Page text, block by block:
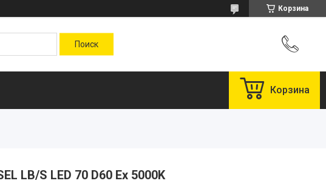
Корзина
Корзина
LB/S LED 70 D60 Ex 5000K